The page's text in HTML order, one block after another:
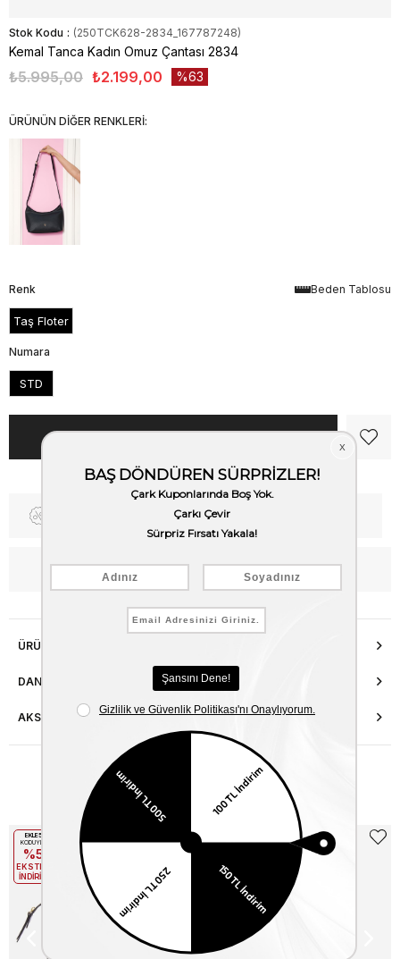
Stok Kodu (250TCK628-2834_167787248)
Kemal Tanca Kadın Omuz Çantası 2834
₺5.995,00 ₺2.199,00 63
ÜRÜNÜN DİĞER RENKLERİ:
Beden Tablosu
Renk
Taş Floter
Numara
STD
Fiyat Düşünce Haber Ver
WhatsApp’tan Bilgi Al
ÜRÜN ÖZELLIKLERI
DANIŞMA HATTI
AKSESUAR ONARIMI
Benzer Ürünler
EKLE5
KODUYLA
%5
EKSTRA
İNDİRİM
KODUYLA
EKSTRA
İNDİRİM